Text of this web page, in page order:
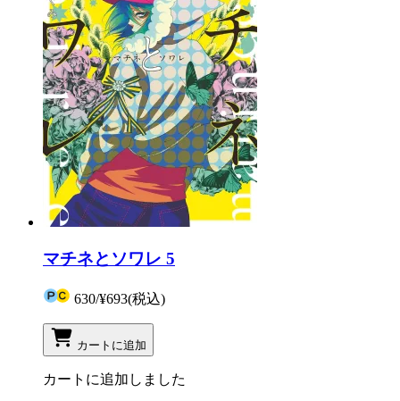
マチネとソワレ 5
630/¥693(税込)
カートに追加
カートに追加しました